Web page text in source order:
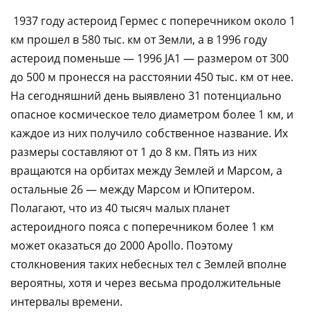
1937 году астероид Гермес с поперечником около 1
км прошел в 580 тыс. км от Земли, а в 1996 году
астероид поменьше — 1996 JA1 — размером от 300
до 500 м пронесся на расстоянии 450 тыс. км от нее.
На сегодняшний день выявлено 31 потенциально
опасное космическое тело диаметром более 1 км, и
каждое из них получило собственное название. Их
размеры составляют от 1 до 8 км. Пять из них
вращаются на орбитах между Землей и Марсом, а
остальные 26 — между Марсом и Юпитером.
Полагают, что из 40 тысяч малых планет
астероидного пояса с поперечником более 1 км
может оказаться до 2000 Apollo. Поэтому
столкновения таких небесных тел с Землей вполне
вероятны, хотя и через весьма продолжительные
интервалы времени.